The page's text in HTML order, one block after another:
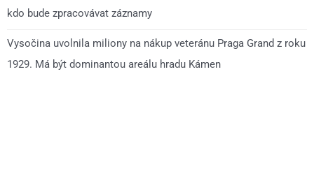
kdo bude zpracovávat záznamy
Vysočina uvolnila miliony na nákup veteránu Praga Grand z roku
1929. Má být dominantou areálu hradu Kámen